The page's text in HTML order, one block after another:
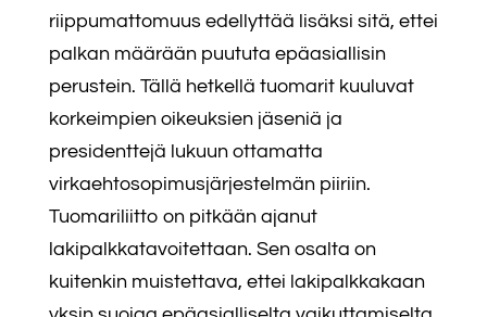
riippumattomuus edellyttää lisäksi sitä, ettei
palkan määrään puututa epäasiallisin
perustein. Tällä hetkellä tuomarit kuuluvat
korkeimpien oikeuksien jäseniä ja
presidenttejä lukuun ottamatta
virkaehtosopimusjärjestelmän piiriin.
Tuomariliitto on pitkään ajanut
lakipalkkatavoitettaan. Sen osalta on
kuitenkin muistettava, ettei lakipalkkakaan